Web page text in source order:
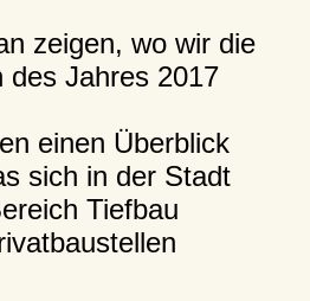
zeigen, wo wir die
des Jahres 2017
einen Überblick
sich in der Stadt
Tiefbau